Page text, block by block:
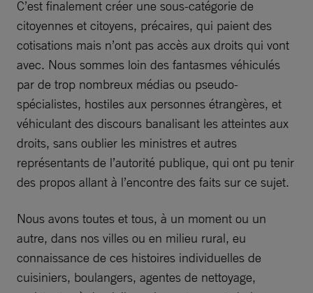
C’est finalement créer une sous-catégorie de
citoyennes et citoyens, précaires, qui paient des
cotisations mais n’ont pas accès aux droits qui vont
avec. Nous sommes loin des fantasmes véhiculés
par de trop nombreux médias ou pseudo-
spécialistes, hostiles aux personnes étrangères, et
véhiculant des discours banalisant les atteintes aux
droits, sans oublier les ministres et autres
représentants de l’autorité publique, qui ont pu tenir
des propos allant à l’encontre des faits sur ce sujet.
Nous avons toutes et tous, à un moment ou un
autre, dans nos villes ou en milieu rural, eu
connaissance de ces histoires individuelles de
cuisiniers, boulangers, agentes de nettoyage,